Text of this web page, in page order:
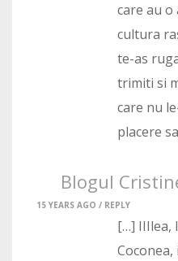
care au
cultura
te-as
trimiti si
care nu
placere
Blogul
15 YEARS AGO / REPLY
[…] IIIlea,